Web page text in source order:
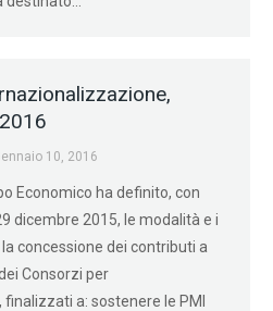
10, 2016
Economico ha definito, con
dicembre 2015, le modalità e i
concessione dei contributi a
Consorzi per
a: sostenere le PMI